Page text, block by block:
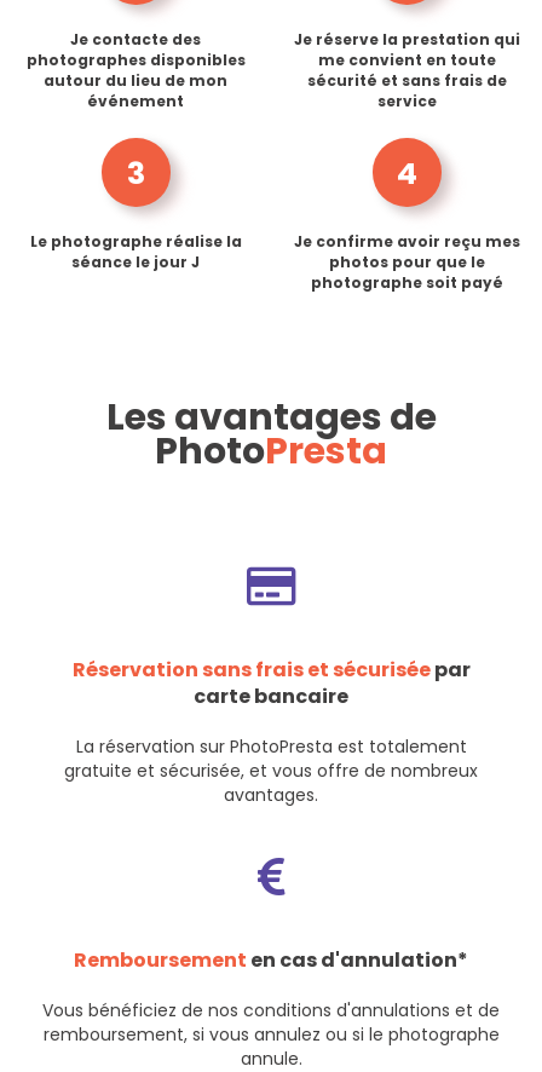
Je contacte des
photographes disponibles
autour du lieu de mon
événement
Je réserve la prestation qui
me convient en toute
sécurité et sans frais de
service
3
Le photographe réalise la
séance le jour J
4
Je confirme avoir reçu mes
photos pour que le
photographe soit payé
Les avantages de
PhotoPresta
Réservation sans frais et sécuriséepar
carte bancaire
La réservation sur PhotoPresta est totalement
gratuite et sécurisée, et vous offre de nombreux
avantages.
Remboursement en cas d'annulation*
Vous bénéficiez de nos conditions d'annulations et de
remboursement, si vous annulez ou si le photographe
annule.